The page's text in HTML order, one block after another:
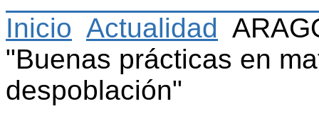
Inicio Actualidad
"Buenas prácticas en
despoblación"